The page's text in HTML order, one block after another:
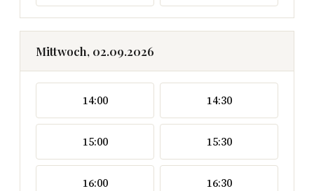
Mittwoch, 02.09.2026
14:00 14:30
15:00 15:30
16:00 16:30